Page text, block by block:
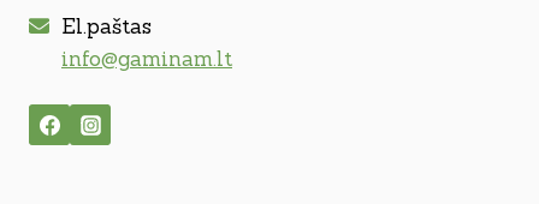
El.paštas
info@gaminam.lt